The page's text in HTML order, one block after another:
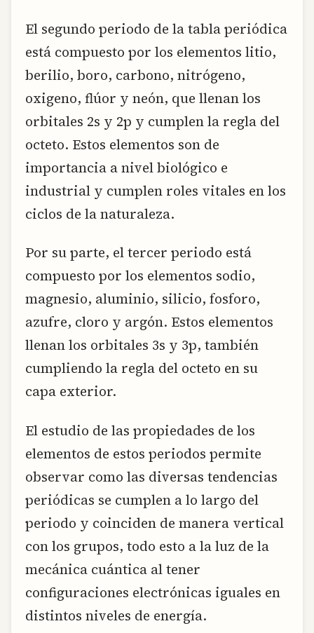
El segundo periodo de la tabla periódica
está compuesto por los elementos litio,
berilio, boro, carbono, nitrógeno,
oxigeno, flúor y neón, que llenan los
orbitales 2s y 2p y cumplen la regla del
octeto. Estos elementos son de
importancia a nivel biológico e
industrial y cumplen roles vitales en los
ciclos de la naturaleza.
Por su parte, el tercer periodo está
compuesto por los elementos sodio,
magnesio, aluminio, silicio, fosforo,
azufre, cloro y argón. Estos elementos
llenan los orbitales 3s y 3p, también
cumpliendo la regla del octeto en su
capa exterior.
El estudio de las propiedades de los
elementos de estos periodos permite
observar como las diversas tendencias
periódicas se cumplen a lo largo del
periodo y coinciden de manera vertical
con los grupos, todo esto a la luz de la
mecánica cuántica al tener
configuraciones electrónicas iguales en
distintos niveles de energía.